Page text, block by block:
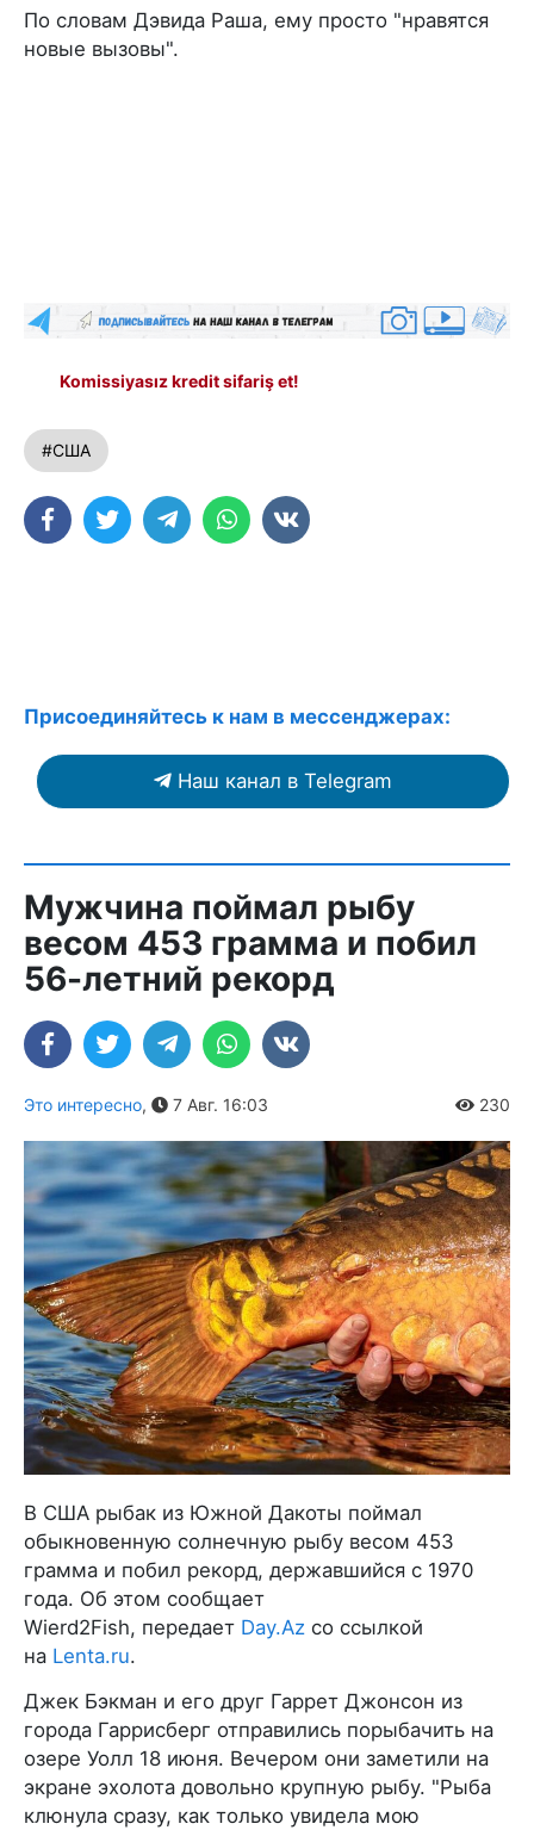
По словам Дэвида Раша, ему просто "нравятся
новые вызовы".
Komissiyasız kredit sifariş et!
#США
Присоединяйтесь к нам в мессенджерах:
Наш канал в Telegram
Мужчина поймал рыбу
весом 453 грамма и побил
56-летний рекорд
Это интересно, 7 Авг. 16:03 230
В США рыбак из Южной Дакоты поймал
обыкновенную солнечную рыбу весом 453
грамма и побил рекорд, державшийся с 1970
года. Об этом сообщает
Wierd2Fish, передает Day.Az со ссылкой
на Lenta.ru.
Джек Бэкман и его друг Гаррет Джонсон из
города Гаррисберг отправились порыбачить на
озере Уолл 18 июня. Вечером они заметили на
экране эхолота довольно крупную рыбу. "Рыба
клюнула сразу, как только увидела мою